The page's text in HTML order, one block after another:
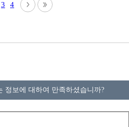
3 4
정보에 대하여 만족하셨습니까?